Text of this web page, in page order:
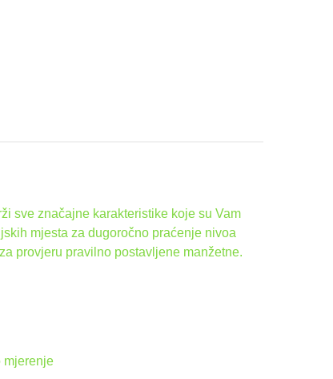
sve značajne karakteristike koje su Vam
mjesta za dugoročno praćenje nivoa
provjeru pravilno postavljene manžetne.
mjerenje